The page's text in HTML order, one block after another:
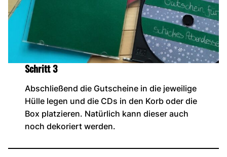
Schritt 3
Abschließend die Gutscheine in die jeweilige
Hülle legen und die CDs in den Korb oder die
Box platzieren. Natürlich kann dieser auch
noch dekoriert werden.